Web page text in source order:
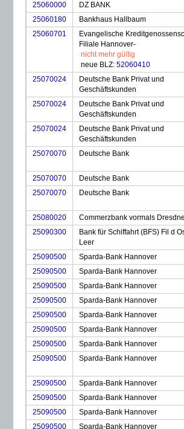
25060000 DZ BANK
25060180
Bankhaus Hallbaum
25060701
Evangelische
Filiale Hannover-
nicht mehr gültig
neue BLZ: 52060410
25070024
Deutsche Bank Privat und
Geschäftskunden
25070024
Deutsche Bank Privat und
Geschäftskunden
25070024
Deutsche Bank Privat und
Geschäftskunden
25070070
Deutsche Bank
25070070
Deutsche Bank
25070070
Deutsche Bank
25080020
Commerzbank vormals
25090300
Bank für Schiffahrt (BFS) Fil d
Leer
25090500 Sparda-Bank Hannover
25090500
Sparda-Bank Hannover
25090500
Sparda-Bank Hannover
25090500
Sparda-Bank Hannover
25090500
Sparda-Bank Hannover
25090500
Sparda-Bank Hannover
25090500
Sparda-Bank Hannover
25090500
Sparda-Bank Hannover
25090500
Sparda-Bank Hannover
25090500
Sparda-Bank Hannover
25090500
Sparda-Bank Hannover
25090500
Sparda-Bank Hannover